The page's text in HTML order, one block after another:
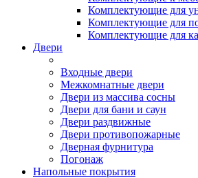
Комплектующие для
Комплектующие для
Комплектующие для
Двери
Входные двери
Межкомнатные двери
Двери из массива сосны
Двери для бани и саун
Двери раздвижные
Двери противопожарные
Дверная фурнитура
Погонаж
Напольные покрытия